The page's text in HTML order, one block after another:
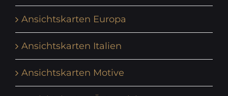
Ansichtskarten Europa
Ansichtskarten Italien
Ansichtskarten Motive